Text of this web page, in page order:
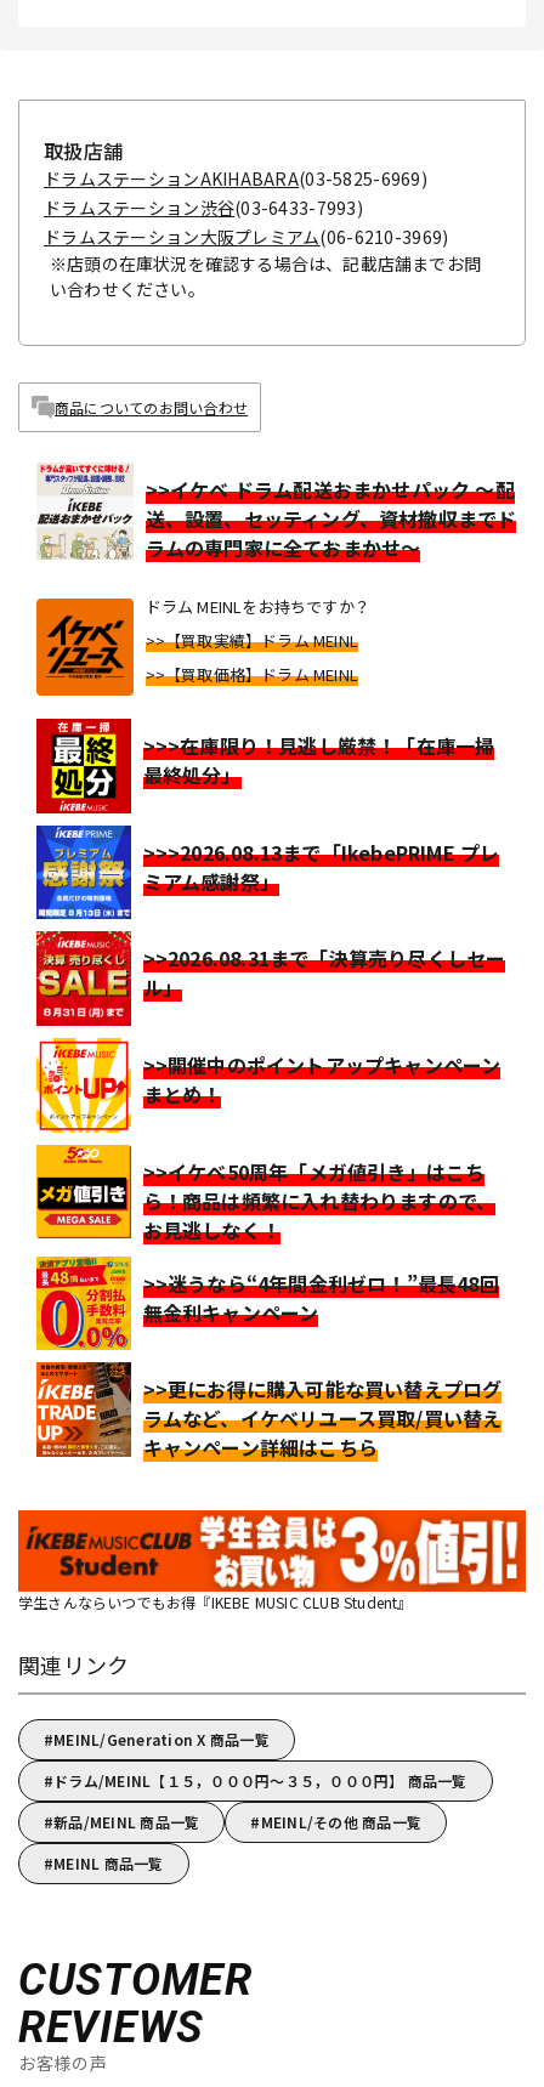
取扱店舗
ドラムステーションAKIHABARA(03-5825-6969)
ドラムステーション渋谷(03-6433-7993)
ドラムステーション大阪プレミアム(06-6210-3969)
※店頭の在庫状況を確認する場合は、記載店舗までお問
い合わせください。
商品についてのお問い合わせ
>>イケベ ドラム配送おまかせパック ～配
送、設置、セッティング、資材撤収までド
ラムの専門家に全ておまかせ～
ドラム MEINLをお持ちですか？
>>【買取実績】ドラム MEINL
>>【買取価格】ドラム MEINL
>>>在庫限り！見逃し厳禁！「在庫一掃
最終処分」
>>>2026.08.13まで「IkebePRIME プレ
ミアム感謝祭」
>>2026.08.31まで「決算売り尽くしセー
ル」
>>開催中のポイントアップキャンペーン
まとめ！
>>イケベ50周年「メガ値引き」はこち
ら！商品は頻繁に入れ替わりますので、
お見逃しなく！
>>迷うなら“4年間金利ゼロ！”最長48回
無金利キャンペーン
>>更にお得に購入可能な買い替えプログ
ラムなど、イケベリユース買取/買い替え
キャンペーン詳細はこちら
学生さんならいつでもお得『IKEBE MUSIC CLUB Student』
関連リンク
MEINL/Generation X 商品一覧
ドラム/MEINL【１５，０００円～３５，０００円】 商品一覧
新品/MEINL 商品一覧
MEINL/その他 商品一覧
MEINL 商品一覧
CUSTOMER
REVIEWS
お客様の声